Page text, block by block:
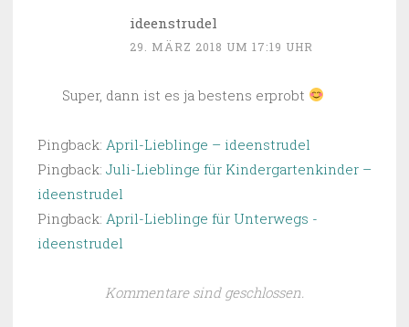
ideenstrudel
29. MÄRZ 2018 UM 17:19 UHR
Super, dann ist es ja bestens erprobt
Pingback: April-Lieblinge – ideenstrudel
Pingback: Juli-Lieblinge für Kindergartenkinder –
ideenstrudel
Pingback: April-Lieblinge für Unterwegs -
ideenstrudel
Kommentare sind geschlossen.